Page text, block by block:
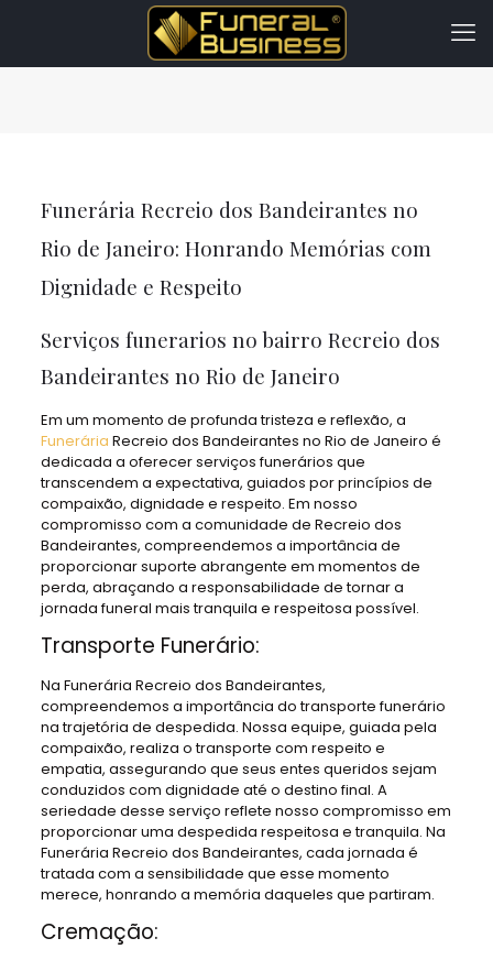
Funerária Recreio dos Bandeirantes no
Rio de Janeiro: Honrando Memórias com
Dignidade e Respeito
Serviços funerarios no bairro Recreio dos
Bandeirantes no Rio de Janeiro
Em um momento de profunda tristeza e reflexão, a
Funerária Recreio dos Bandeirantes no Rio de Janeiro é
dedicada a oferecer serviços funerários que
transcendem a expectativa, guiados por princípios de
compaixão, dignidade e respeito. Em nosso
compromisso com a comunidade de Recreio dos
Bandeirantes, compreendemos a importância de
proporcionar suporte abrangente em momentos de
perda, abraçando a responsabilidade de tornar a
jornada funeral mais tranquila e respeitosa possível.
Transporte Funerário:
Na Funerária Recreio dos Bandeirantes,
compreendemos a importância do transporte funerário
na trajetória de despedida. Nossa equipe, guiada pela
compaixão, realiza o transporte com respeito e
empatia, assegurando que seus entes queridos sejam
conduzidos com dignidade até o destino final. A
seriedade desse serviço reflete nosso compromisso em
proporcionar uma despedida respeitosa e tranquila. Na
Funerária Recreio dos Bandeirantes, cada jornada é
tratada com a sensibilidade que esse momento
merece, honrando a memória daqueles que partiram.
Cremação: